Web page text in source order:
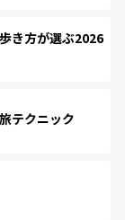
き方が選ぶ2026
テクニック